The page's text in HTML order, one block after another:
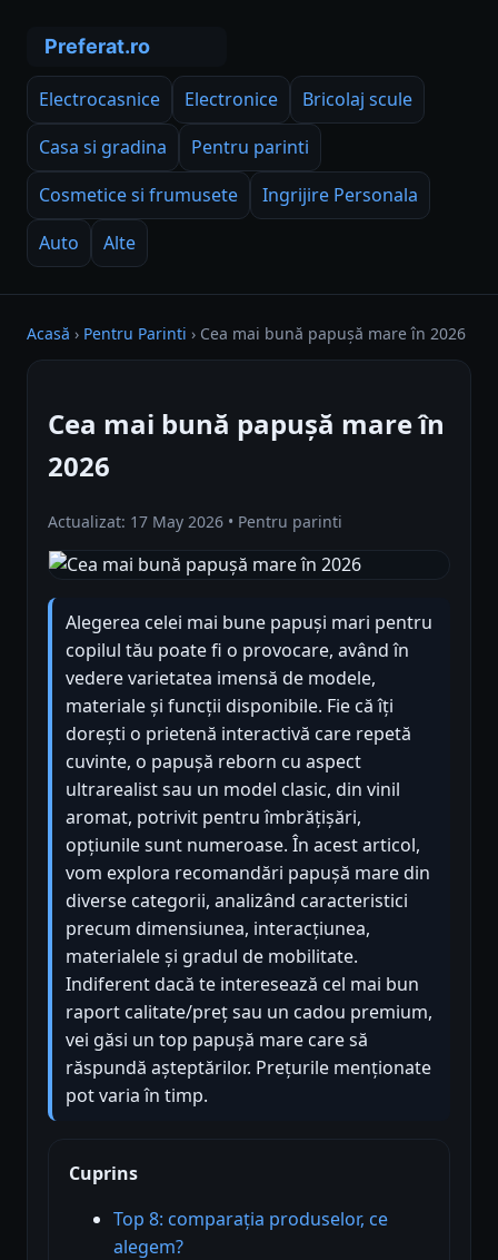
Electrocasnice Electronice
Bricolaj scule
Casa si gradina
Pentru parinti
Cosmetice si frumusete
Ingrijire Personala
Auto
Alte
Acasă › Pentru Parinti › Cea mai bună papușă mare în 2026
Cea mai bună papușă mare în
2026
Actualizat: 17 May 2026 • Pentru parinti
Alegerea celei mai bune papuși mari pentru
copilul tău poate fi o provocare, având în
vedere varietatea imensă de modele,
materiale și funcții disponibile. Fie că îți
dorești o prietenă interactivă care repetă
cuvinte, o papușă reborn cu aspect
ultrarealist sau un model clasic, din vinil
aromat, potrivit pentru îmbrățișări,
opțiunile sunt numeroase. În acest articol,
vom explora recomandări papușă mare din
diverse categorii, analizând caracteristici
precum dimensiunea, interacțiunea,
materialele și gradul de mobilitate.
Indiferent dacă te interesează cel mai bun
raport calitate/preț sau un cadou premium,
vei găsi un top papușă mare care să
răspundă așteptărilor. Prețurile menționate
pot varia în timp.
Cuprins
Top 8: comparația produselor, ce
alegem?